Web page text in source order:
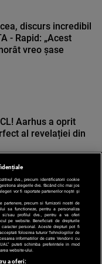
discurs incredibil
- Rapid: „Acest
vreo șase
Aarhus a oprit
al revelației din
dvs., precum identificatorii cookie
alegerile dvs. făcând clic mai jos
vor fi raportate partenerilor noștri și
precum si furnizorii nostri de
sa functioneze, pentru a personaliza
sau profilul dvs., pentru a va oferi
pe website. Beneficiati de drepturile
personal. Aceste drepturi pot fi
acceptati folosirea tuturor Tehnologiilor de
informatiilor de catre Vendor-ii cu
puteti schimba preferintele in mod
website-ului.
a oferi: